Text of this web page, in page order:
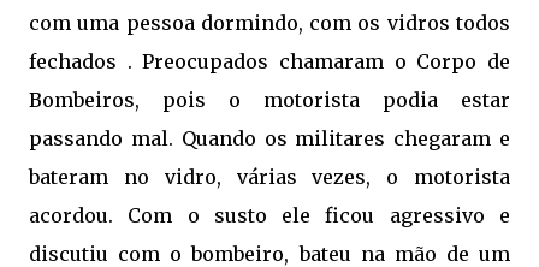
com uma pessoa dormindo, com os vidros todos
fechados . Preocupados chamaram o Corpo de
Bombeiros, pois o motorista podia estar
passando mal. Quando os militares chegaram e
bateram no vidro, várias vezes, o motorista
acordou. Com o susto ele ficou agressivo e
discutiu com o bombeiro, bateu na mão de um